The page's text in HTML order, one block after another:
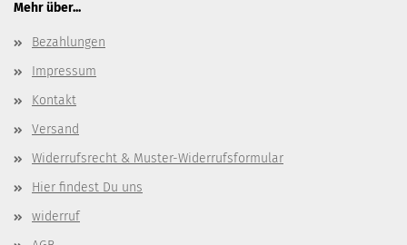
Mehr über...
Bezahlungen
Impressum
Kontakt
Versand
Widerrufsrecht & Muster-Widerrufsformular
Hier findest Du uns
widerruf